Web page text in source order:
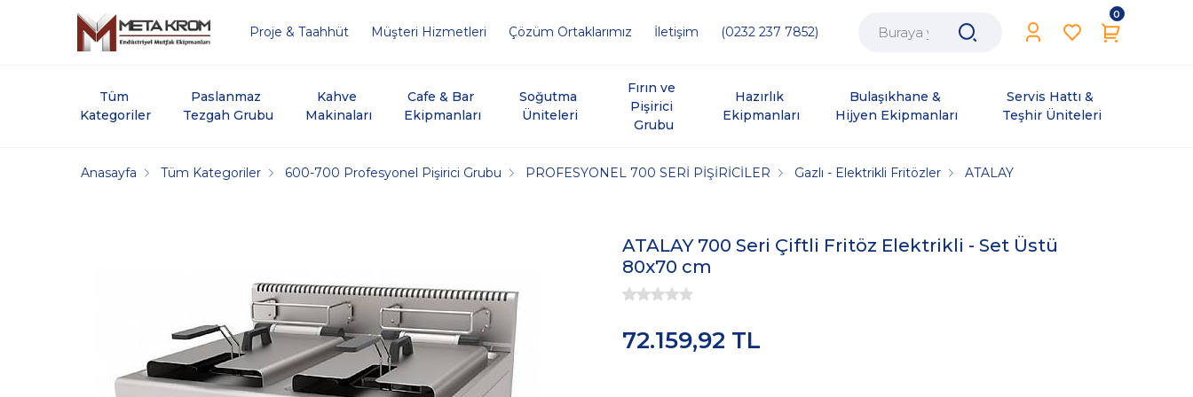
Proje & Taahhüt Müşteri Hizmetleri Çözüm Ortaklarımız İletişim (0232 237 7852)
0
Tüm
Kategoriler
Paslanmaz
Tezgah Grubu
Kahve
Makinaları
Cafe & Bar
Ekipmanları
Soğutma
Üniteleri
Fırın ve
Pişirici
Grubu
Hazırlık
Ekipmanları
Bulaşıkhane &
Hijyen Ekipmanları
Servis Hattı &
Teşhir Üniteleri
Anasayfa Tüm Kategoriler 600-700 Profesyonel Pişirici Grubu PROFESYONEL 700 SERİ PİŞİRİCİLER Gazlı - Elektrikli Fritözler ATALAY
ATALAY 700 Seri Çiftli Fritöz Elektrikli - Set Üstü
80x70 cm
72.159,92 TL